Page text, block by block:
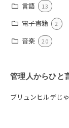
言語 13
電子書籍 2
音楽 20
管理人からひと
ブリュンヒルデじ